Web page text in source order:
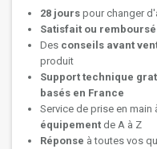
28 jours pour changer
Satisfait ou remboursé
Des conseils avant
produit
Support technique
basés en France
Service de prise en
équipement de A à Z
Réponse à toutes vos